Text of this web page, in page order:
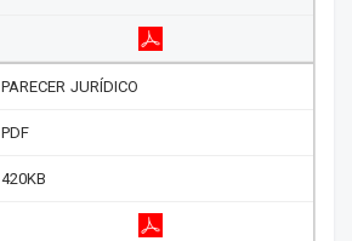
PARECER JURÍDICO
PDF
420KB